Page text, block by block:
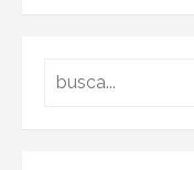
Search